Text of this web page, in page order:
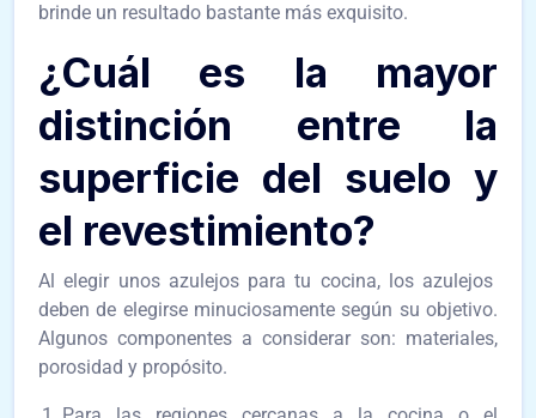
brinde un resultado bastante más exquisito.
¿Cuál es la mayor
distinción entre la
superficie del suelo y
el revestimiento?
Al elegir unos azulejos para tu cocina, los azulejos
deben de elegirse minuciosamente según su objetivo.
Algunos componentes a considerar son: materiales,
porosidad y propósito.